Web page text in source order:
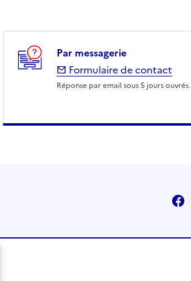
Par messagerie
Formulaire de contact
Réponse par email sous 5 jours ouvrés.